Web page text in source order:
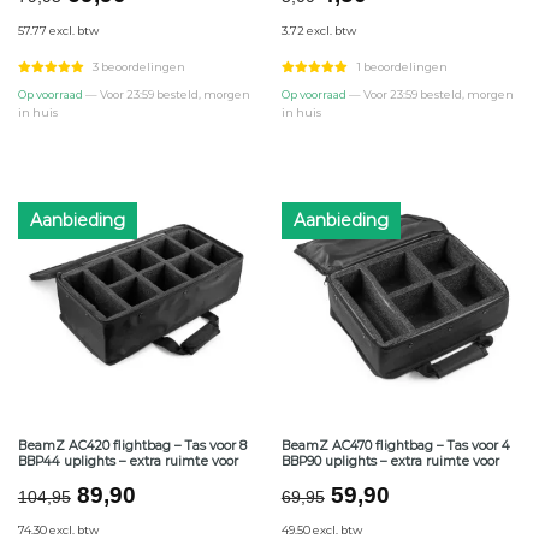
was:
€79,95.€69,90.
57.77 excl. btw
3 beoordelingen
Op voorraad — Voor 23:59 besteld, morgen
in huis
was:
€5,00.€4,50.
3.72 excl. btw
1 beoordelingen
Op voorraad — Voor 23:59 besteld, morgen
in huis
Aanbieding
BeamZ AC420 flightbag – Tas voor 8
BBP44 uplights – extra ruimte voor
104,95 Oorspronkelijke
89,90Huidige
74.30 excl. btw
Aanbieding
BeamZ AC470 flightbag – Tas voor 4
BBP90 uplights – extra ruimte voor
69,95 Oorspronkelijke
59,90Huidige
49.50 excl. btw